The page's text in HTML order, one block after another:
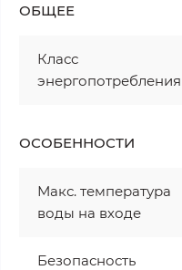
ОБЩЕЕ
Класс
энергопотребления
ОСОБЕННОСТИ
Макс. температура
воды на входе
Безопасность